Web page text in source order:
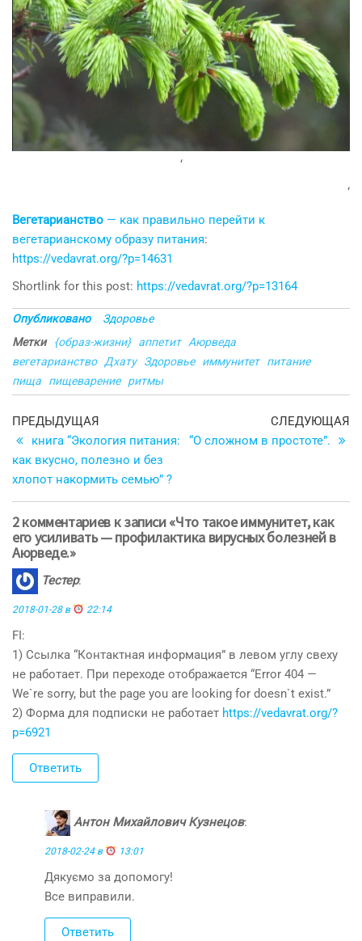
‘
‘
Вегетарианство — как правильно перейти к
вегетарианскому образу питания:
https://vedavrat.org/?p=14631
Shortlink for this post: https://vedavrat.org/?p=13164
Опубликовано
Здоровье
Метки
{образ-жизни} аппетит Аюрведа
вегетарианство Дхату Здоровье иммунитет
питание
пища
пищеварение ритмы
Навигация
по
записям
Предыдущая
запись
ПРЕДЫДУЩАЯ
книга “Экология питания:
как вкусно, полезно и без
хлопот накормить семью” ?
СЛЕДУЮЩАЯ
“О сложном в простоте”.
2 комментариев к записи «Что такое иммунитет, как
его усиливать — профилактика вирусных болезней в
Аюрведе.»
Тестер:
2018-01-28 в 22:14
FI:
1) Ссылка “Контактная информация” в левом углу свеху
не работает. При переходе отображается “Error 404 —
We`re sorry, but the page you are looking for doesn`t exist.”
2) Форма для подписки не работает https://vedavrat.org/?
p=6921
Ответить
Антон Михайлович Кузнецов:
2018-02-24 в 13:01
Дякуємо за допомогу!
Все виправили.
Ответить